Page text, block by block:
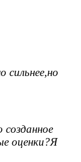
сильнее,но
оценки?Я